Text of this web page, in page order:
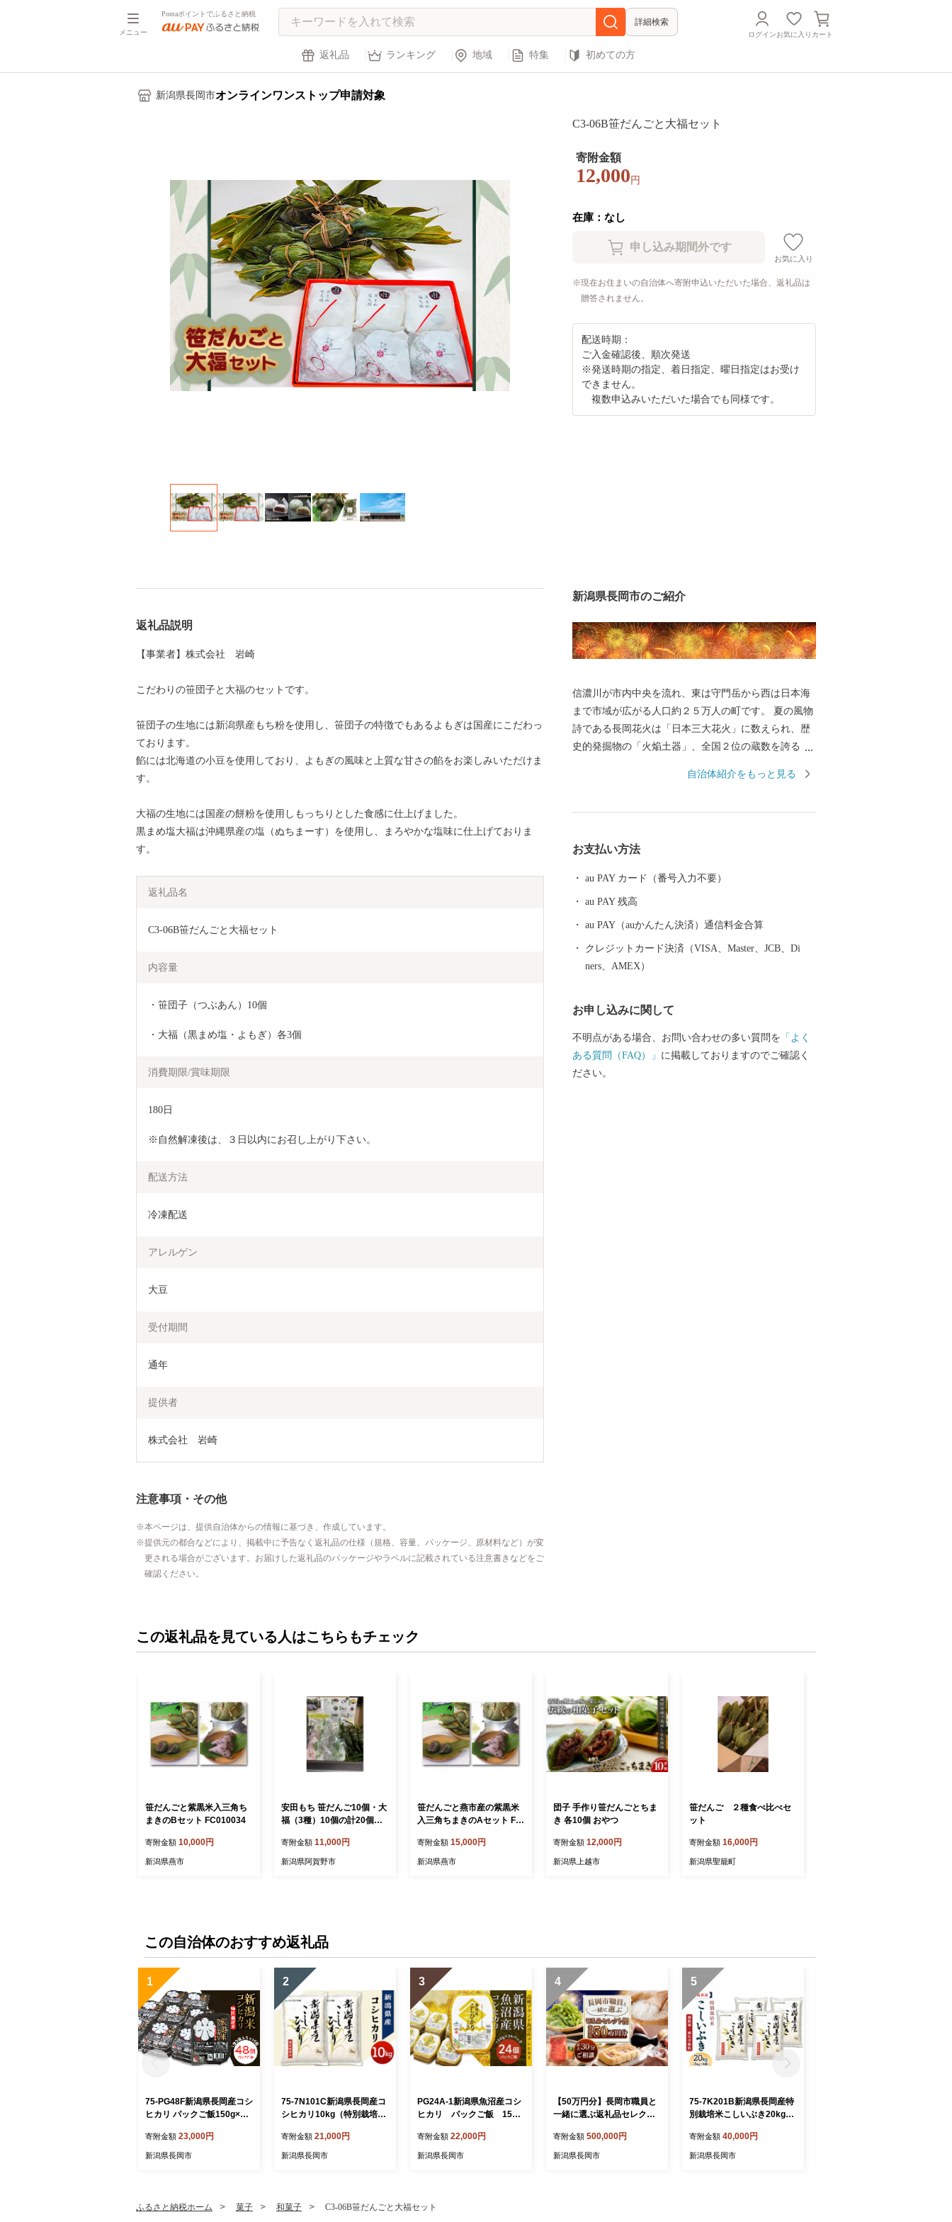
メニュー
Pontaポイントでふるさと納税
詳細検索
ログインお気に入り カート
返礼品 ランキング 地域 特集 初めての方
新潟県長岡市オンラインワンストップ申請対象
C3-06B笹だんごと大福セット
寄附金額
12,000 円
在庫：なし
お気に入り
現在お住まいの自治体へ寄附申込いただいた場合、返礼品は
贈答されません。
配送時期：
ご入金確認後、順次発送
※発送時期の指定、着日指定、曜日指定はお受け
できません。
複数申込みいただいた場合でも同様です。
返礼品説明
【事業者】株式会社 岩崎
こだわりの笹団子と大福のセットです。
笹団子の生地には新潟県産もち粉を使用し、笹団子の特徴でもあるよもぎは国産にこだわっ
ております。
餡には北海道の小豆を使用しており、よもぎの風味と上質な甘さの餡をお楽しみいただけま
す。
大福の生地には国産の餅粉を使用しもっちりとした食感に仕上げました。
黒まめ塩大福は沖縄県産の塩（ぬちまーす）を使用し、まろやかな塩味に仕上げておりま
す。
返礼品名
C3-06B笹だんごと大福セット
内容量
・笹団子（つぶあん）10個
・大福（黒まめ塩・よもぎ）各3個
消費期限/賞味期限
180日
※自然解凍後は、３日以内にお召し上がり下さい。
配送方法
冷凍配送
アレルゲン
大豆
受付期間
通年
提供者
株式会社　岩崎
注意事項・その他
本ページは、提供自治体からの情報に基づき、作成しています。
提供元の都合などにより、掲載中に予告なく返礼品の仕様（規格、容量、パッケージ、原材料など）が変
更される場合がございます。お届けした返礼品のパッケージやラベルに記載されている注意書きなどをご
確認ください。
新潟県長岡市のご紹介
信濃川が市内中央を流れ、東は守門岳から西は日本海
まで市域が広がる人口約２５万人の町です。 夏の風物
詩である長岡花火は「日本三大花火」に数えられ、歴
史的発掘物の「火焔土器」、全国２位の蔵数を誇る日
付けが増加している錦鯉、豊かな自然を生かした風光
や農薬を減らした特別栽培米の生産量は全国トップク
ふるさと納税で長岡を応援してください！
自治体紹介をもっと見る
お支払い方法
au PAY カード（番号入力不要）
au PAY 残高
au PAY（auかんたん決済）通信料金合算
クレジットカード決済（VISA、Master、JCB、Di
ners、AMEX）
お申し込みに関して
不明点がある場合、お問い合わせの多い質問を 「よく
ある質問（FAQ）」 に掲載しておりますのでご確認く
ださい。
この返礼品を見ている人はこちらもチェック
笹だんごと紫黒米入三角ち
まきのBセット FC010034
寄附金額 10,000円
新潟県燕市
安田もち 笹だんご10個・大
福（3種）10個の計20個セ
子 大福 冷凍 3E01011
寄附金額 11,000円
新潟県阿賀野市
笹だんごと燕市産の紫黒米
入三角ちまきのAセット FC
寄附金額 15,000円
新潟県燕市
団子 手作り笹だんごとちま
き 各10個 おやつ
寄附金額 12,000円
新潟県上越市
笹だんご ２種食べ比べセ
ット
寄附金額 16,000円
新潟県聖籠町
この自治体のおすすめ返礼品
1
75-PG48F新潟県長岡産コシ
ヒカリ パックご飯150g×48
寄附金額 23,000円
新潟県長岡市
2
75-7N101C新潟県長岡産コ
シヒカリ10kg（特別栽培
送】
寄附金額 21,000円
新潟県長岡市
3
PG24A-1新潟県魚沼産コシ
ヒカリ パックご飯 150g
寄附金額 22,000円
新潟県長岡市
4
【50万円分】長岡市職員と
一緒に選ぶ返礼品セレクト
寄附金額 500,000円
新潟県長岡市
5
75-7K201B新潟県長岡産特
別栽培米こしいぶき20kg
発送】
寄附金額 40,000円
新潟県長岡市
ふるさと納税ホーム 菓子 和菓子 C3-06B笹だんごと大福セット